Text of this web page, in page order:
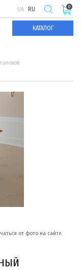
UA RU
КАТАЛОГ
0
от фото на сайте.